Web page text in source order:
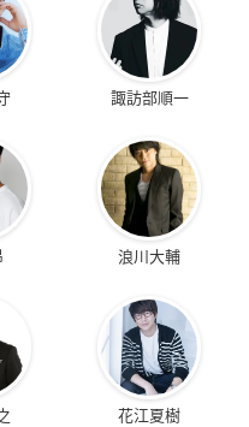
諏訪部順一
浪川大輔
花江夏樹